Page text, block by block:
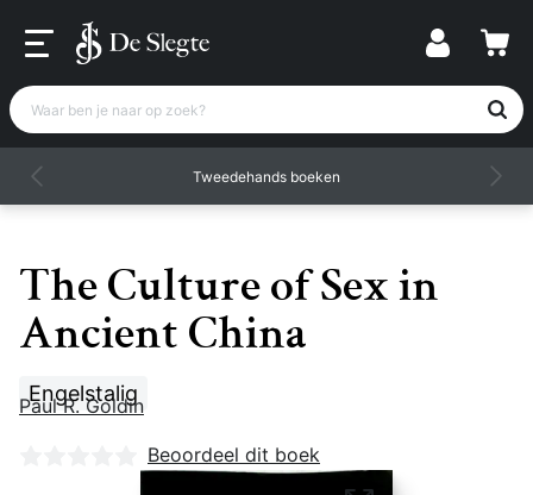
Waar ben je naar op zoek?
Tweedehands boeken
The Culture of Sex in
Ancient China
Engelstalig
Paul R. Goldin
Nog geen beoordelingen
Beoordeel dit boek